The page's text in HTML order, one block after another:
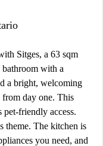
Sitges, a 63 sqm
with a
a bright, welcoming
from day one. This
pet-friendly access.
theme. The kitchen is
you need, and